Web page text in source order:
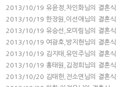
2013/10/19 유윤정,차인화님의 결혼식
2013/10/19 한장원,이선애님의 결혼식
2013/10/19 유승선,오미림님의 결혼식
2013/10/19 여광호,방지현님의 결혼식
2013/10/19 김지태,유민주님의 결혼식
2013/10/19 홍태원,김정희님의 결혼식
2013/10/20 김태헌,전소연님의 결혼식